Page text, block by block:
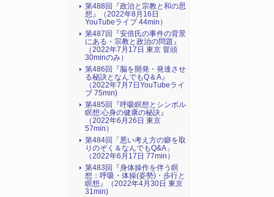
第488回『政治と宗教と和の思
想』（2022年8月16日
YouTubeライブ 44min）
第487回『安倍氏の事件の背景
にある・宗教と政治の問題』
（2022年7月17日 東京 冒頭
30minのみ）
第486回『脳を開発・発達させ
る秘訣となんでもQ＆A』
（2022年7月7日YouTubeライ
ブ 75min)
第485回『呼吸瞑想とシンボル
瞑想:心身の健康の秘訣』
（2022年6月26日 東京
57min）
第484回「悪い考え方の癖を取
りのぞく＆なんでもQ&A」
（2022年6月17日 77min）
第483回『身体操作を伴う瞑
想：呼吸・体操(姿勢)・歩行と
瞑想』（2022年4月30日 東京
31min)